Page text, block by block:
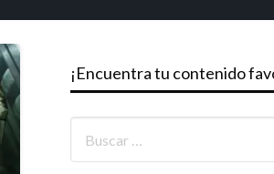
¡Encuentra tu contenido